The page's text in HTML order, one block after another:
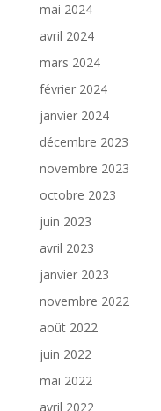
mai 2024
avril 2024
mars 2024
février 2024
janvier 2024
décembre 2023
novembre 2023
octobre 2023
juin 2023
avril 2023
janvier 2023
novembre 2022
août 2022
juin 2022
mai 2022
avril 2022